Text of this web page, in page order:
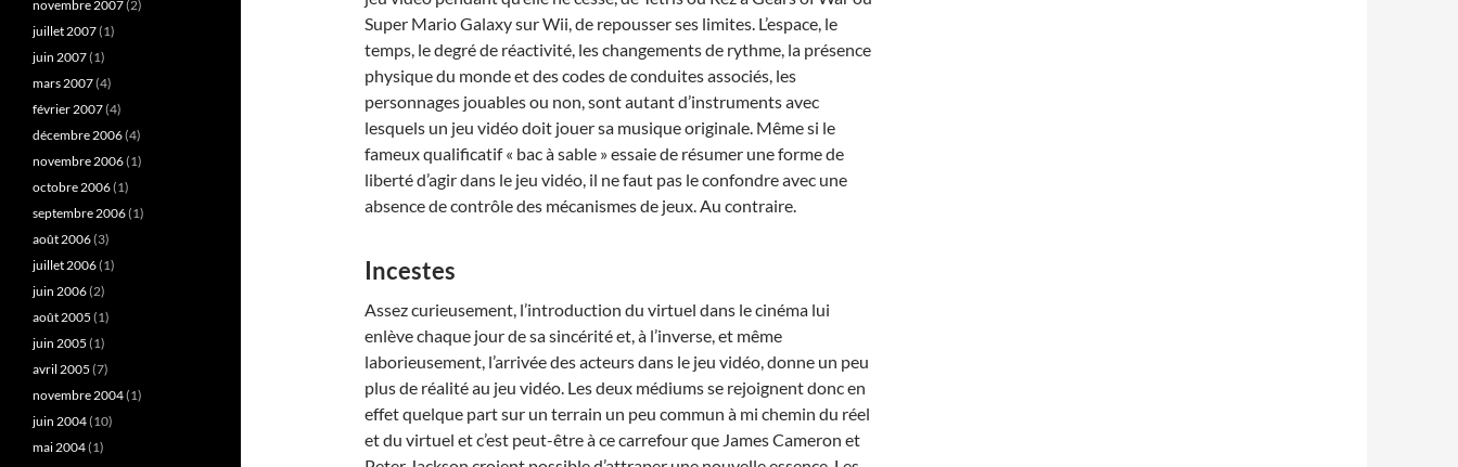
Super Mario Galaxy sur Wii, de repousser ses limites. L’espace, le
temps, le degré de réactivité, les changements de rythme, la présence
physique du monde et des codes de conduites associés, les
personnages jouables ou non, sont autant d’instruments avec
lesquels un jeu vidéo doit jouer sa musique originale. Même si le
fameux qualificatif « bac à sable » essaie de résumer une forme de
liberté d’agir dans le jeu vidéo, il ne faut pas le confondre avec une
absence de contrôle des mécanismes de jeux. Au contraire.
Incestes
Assez curieusement, l’introduction du virtuel dans le cinéma lui
enlève chaque jour de sa sincérité et, à l’inverse, et même
laborieusement, l’arrivée des acteurs dans le jeu vidéo, donne un peu
plus de réalité au jeu vidéo. Les deux médiums se rejoignent donc en
effet quelque part sur un terrain un peu commun à mi chemin du réel
et du virtuel et c’est peut-être à ce carrefour que James Cameron et
novembre 2007(2)
juillet 2007(1)
juin 2007(1)
mars 2007(4)
février 2007(4)
décembre 2006(4)
novembre 2006(1)
octobre 2006(1)
septembre 2006(1)
août 2006(3)
juillet 2006(1)
juin 2006(2)
août 2005 (1)
juin 2005 (1)
avril 2005 (7)
novembre 2004(1)
juin 2004(10)
mai 2004(1)